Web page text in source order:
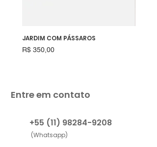
JARDIM COM PÁSSAROS
Preço
R$ 350,00
Entre em contato
+55 (11) 98284-9208
(Whatsapp)